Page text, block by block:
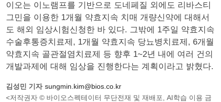
이오는 이노램프를 기반으로 도네페질 외에도 리바스티
그민을 이용한 1개월 약효지속 치매 개량신약에 대해서
도 해외 임상시험신청한 바 있다. 그밖에 1주일 약효지속
수술후통증치료제, 1개월 약효지속 당뇨병치료제, 6개월
약효지속 골관절염치료제 등 향후 1~2년 내에 여러 건의
개발과제에 대해 임상을 진행한다는 계획이라고 밝혔다.
김성민 기자 sungmin.kim@bios.co.kr
<저작권자 © 바이오스펙테이터 무단전재 및 재배포, AI학습 이용 금